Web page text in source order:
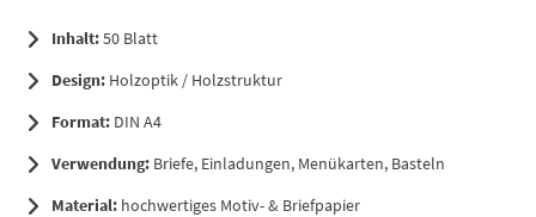
Inhalt:50 Blatt
Design: Holzoptik / Holzstruktur
Format: DIN A4
Verwendung: Briefe, Einladungen, Menükarten, Basteln
Material: hochwertiges Motiv- & Briefpapier